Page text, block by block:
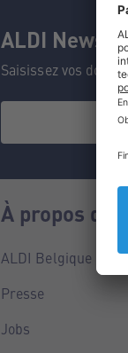
ALDI
Saisissez vos
À propos de
ALDI Belgique
Presse
Jobs